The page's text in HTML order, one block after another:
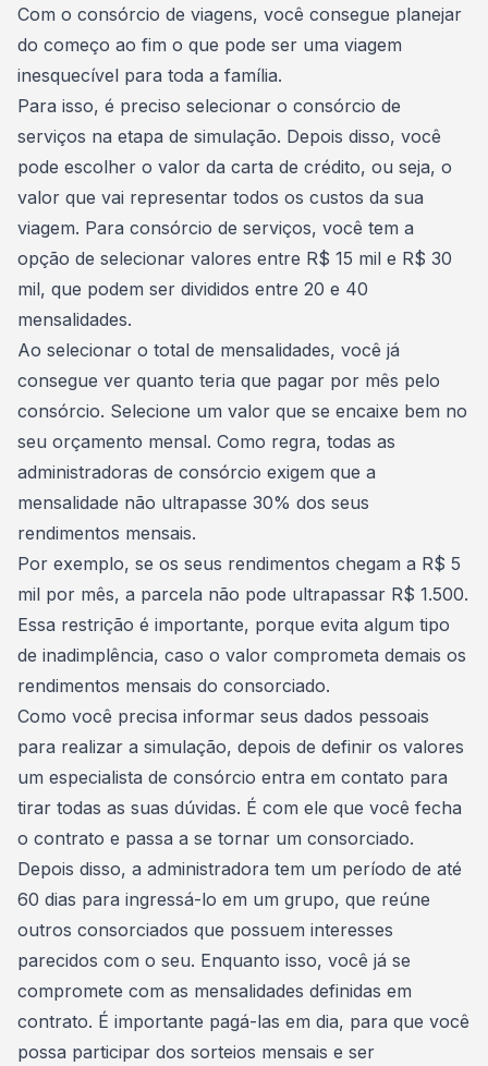
Com o consórcio de viagens, você consegue planejar
do começo ao fim o que pode ser uma viagem
inesquecível para toda a família.
Para isso, é preciso selecionar o consórcio de
serviços na etapa de simulação. Depois disso, você
pode escolher o valor da carta de crédito, ou seja, o
valor que vai representar todos os custos da sua
viagem. Para consórcio de serviços, você tem a
opção de selecionar valores entre R$ 15 mil e R$ 30
mil, que podem ser divididos entre 20 e 40
mensalidades.
Ao selecionar o total de mensalidades, você já
consegue ver quanto teria que pagar por mês pelo
consórcio. Selecione um valor que se encaixe bem no
seu orçamento mensal. Como regra, todas as
administradoras de consórcio exigem que a
mensalidade não ultrapasse 30% dos seus
rendimentos mensais.
Por exemplo, se os seus rendimentos chegam a R$ 5
mil por mês, a parcela não pode ultrapassar R$ 1.500.
Essa restrição é importante, porque evita algum tipo
de inadimplência, caso o valor comprometa demais os
rendimentos mensais do consorciado.
Como você precisa informar seus dados pessoais
para realizar a simulação, depois de definir os valores
um especialista de consórcio entra em contato para
tirar todas as suas dúvidas. É com ele que você fecha
o contrato e passa a se tornar um consorciado.
Depois disso, a administradora tem um período de até
60 dias para ingressá-lo em um grupo, que reúne
outros consorciados que possuem interesses
parecidos com o seu. Enquanto isso, você já se
compromete com as mensalidades definidas em
contrato. É importante pagá-las em dia, para que você
possa participar dos sorteios mensais e ser